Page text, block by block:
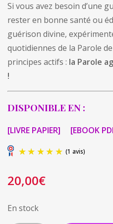
Si vous avez besoin d’une
rester en bonne santé ou
guérison divine,
quotidiennes de la Parole
principes actifs : la Parole
!
DISPONIBLE EN :
[LIVRE PAPIER] [EBOOK
20,00€
En stock